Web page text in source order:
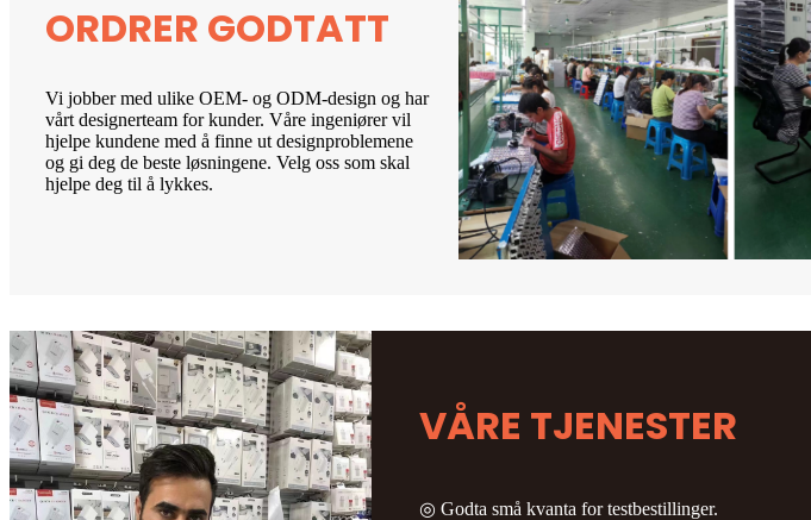
ORDRER GODTATT
Vi jobber med ulike OEM- og ODM-design og har
vårt designerteam for kunder. Våre ingeniører vil
hjelpe kundene med å finne ut designproblemene
og gi deg de beste løsningene. Velg oss som skal
hjelpe deg til å lykkes.
VÅRE TJENESTER
◎ Godta små kvanta for testbestillinger.